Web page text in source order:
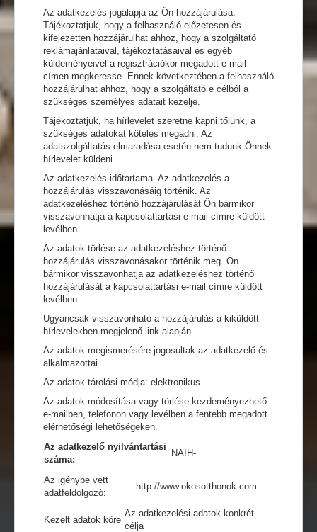
Az adatkezelés jogalapja az Ön hozzájárulása.
Tájékoztatjuk, hogy a felhasználó előzetesen és
kifejezetten hozzájárulhat ahhoz, hogy a szolgáltató
reklámajánlataival, tájékoztatásaival és egyéb
küldeményeivel a regisztrációkor megadott e-mail
címen megkeresse. Ennek következtében a felhasználó
hozzájárulhat ahhoz, hogy a szolgáltató e célból a
szükséges személyes adatait kezelje.
Tájékoztatjuk, ha hírlevelet szeretne kapni tőlünk, a
szükséges adatokat köteles megadni. Az
adatszolgáltatás elmaradása esetén nem tudunk Önnek
hírlevelet küldeni.
Az adatkezelés időtartama. Az adatkezelés a
hozzájárulás visszavonásáig történik. Az
adatkezeléshez történő hozzájárulását Ön bármikor
visszavonhatja a kapcsolattartási e-mail címre küldött
levélben.
Az adatok törlése az adatkezeléshez történő
hozzájárulás visszavonásakor történik meg. Ön
bármikor visszavonhatja az adatkezeléshez történő
hozzájárulását a kapcsolattartási e-mail címre küldött
levélben.
Ugyancsak visszavonható a hozzájárulás a kiküldött
hírlevelekben megjelenő link alapján.
Az adatok megismerésére jogosultak az adatkezelő és
alkalmazottai.
Az adatok tárolási módja: elektronikus.
Az adatok módosítása vagy törlése kezdeményezhető
e-mailben, telefonon vagy levélben a fentebb megadott
elérhetőségi lehetőségeken.
Az adatkezelő nyilvántartási
száma:
NAIH-
Az igénybe vett
adatfeldolgozó:
http://www.okosotthonok.com
Kezelt adatok köre
Az adatkezelési adatok konkrét
célja